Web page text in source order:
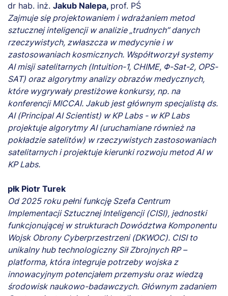
dr hab. inż. Jakub Nalepa, prof. PŚ
Zajmuje się projektowaniem i wdrażaniem metod
sztucznej inteligencji w analizie „trudnych” danych
rzeczywistych, zwłaszcza w medycynie i w
zastosowaniach kosmicznych. Współtworzył systemy
AI misji satelitarnych (Intuition-1, CHIME, Φ-Sat-2, OPS-
SAT) oraz algorytmy analizy obrazów medycznych,
które wygrywały prestiżowe konkursy, np. na
konferencji MICCAI. Jakub jest głównym specjalistą ds.
AI (Principal AI Scientist) w KP Labs - w KP Labs
projektuje algorytmy AI (uruchamiane również na
pokładzie satelitów) w rzeczywistych zastosowaniach
satelitarnych i projektuje kierunki rozwoju metod AI w
KP Labs.
płk Piotr Turek
Od 2025 roku pełni funkcję Szefa Centrum
Implementacji Sztucznej Inteligencji (CISI), jednostki
funkcjonującej w strukturach Dowództwa Komponentu
Wojsk Obrony Cyberprzestrzeni (DKWOC). CISI to
unikalny hub technologiczny Sił Zbrojnych RP –
platforma, która integruje potrzeby wojska z
innowacyjnym potencjałem przemysłu oraz wiedzą
środowisk naukowo-badawczych. Głównym zadaniem